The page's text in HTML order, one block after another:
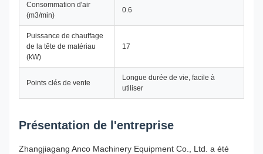
Consommation d'air
(m3/min)
0.6
Puissance de chauffage
de la tête de matériau
(kW)
17
Points clés de vente
Longue durée de vie, facile à
utiliser
Présentation de l'entreprise
Zhangjiagang Anco Machinery Equipment Co., Ltd. a été